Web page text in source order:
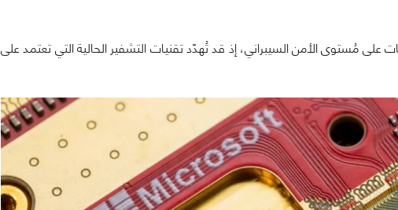
على مُستوى الأمن السيبراني، إذ قد تُهدّد تقنيات التشفير الحالية التي تعتمد على